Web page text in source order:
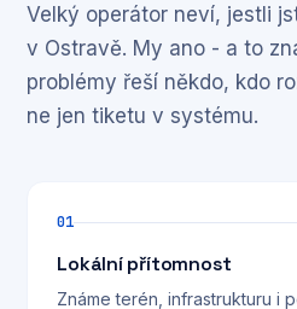
Velký operátor neví, jestli
v Ostravě. My ano - a to
problémy řeší někdo, kdo
ne jen tiketu v systému.
01
Lokální přítomnost
Známe terén, infrastrukturu i